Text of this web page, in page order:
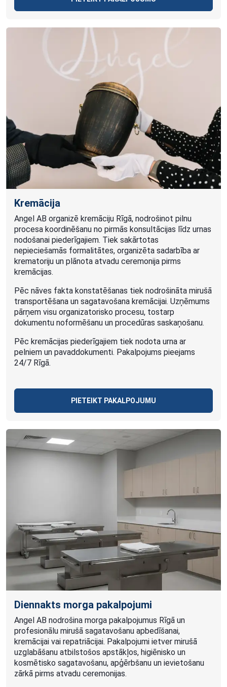
Kremācija
Angel AB organizē kremāciju Rīgā, nodrošinot pilnu
procesa koordinēšanu no pirmās konsultācijas līdz urnas
nodošanai piederīgajiem. Tiek sakārtotas
nepieciešamās formalitātes, organizēta sadarbība ar
krematoriju un plānota atvadu ceremonija pirms
kremācijas.
Pēc nāves fakta konstatēšanas tiek nodrošināta mirušā
transportēšana un sagatavošana kremācijai. Uzņēmums
pārņem visu organizatorisko procesu, tostarp
dokumentu noformēšanu un procedūras saskaņošanu.
Pēc kremācijas piederīgajiem tiek nodota urna ar
pelniem un pavaddokumenti. Pakalpojums pieejams
24/7 Rīgā.
PIETEIKT PAKALPOJUMU
Diennakts morga pakalpojumi
Angel AB nodrošina morga pakalpojumus Rīgā un
profesionālu mirušā sagatavošanu apbedīšanai,
kremācijai vai repatriācijai. Pakalpojumi ietver mirušā
uzglabāšanu atbilstošos apstākļos, higiēnisko un
kosmētisko sagatavošanu, apģērbšanu un ievietošanu
zārkā pirms atvadu ceremonijas.